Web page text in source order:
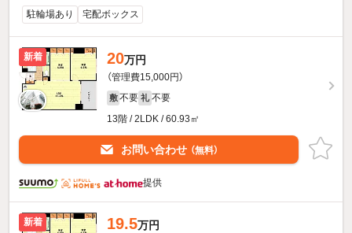
駐輪場あり
宅配ボックス
新着 20万円
（管理費15,000円）
敷 不要 礼 不要
13階 / 2LDK / 60.93㎡
お問い合わせ （無料）
提供
新着 19.5万円